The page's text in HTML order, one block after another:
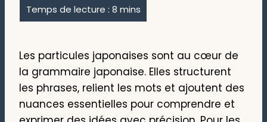
Les particules japonaises sont au cœur de
la grammaire japonaise. Elles structurent
les phrases, relient les mots et ajoutent des
nuances essentielles pour comprendre et